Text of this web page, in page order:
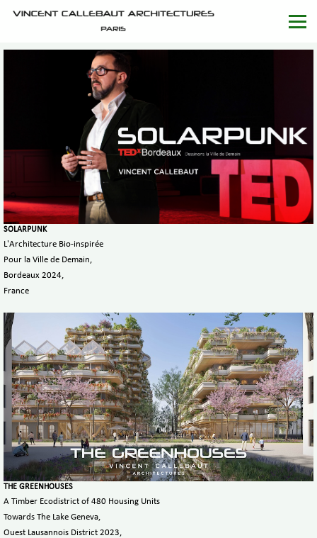
SOLARPUNK
L'Architecture Bio-inspirée
Pour la Ville de Demain,
Bordeaux 2024,
France
THE GREENHOUSES
A Timber Ecodistrict of 480 Housing Units
Towards The Lake Geneva,
Ouest Lausannois District 2023,